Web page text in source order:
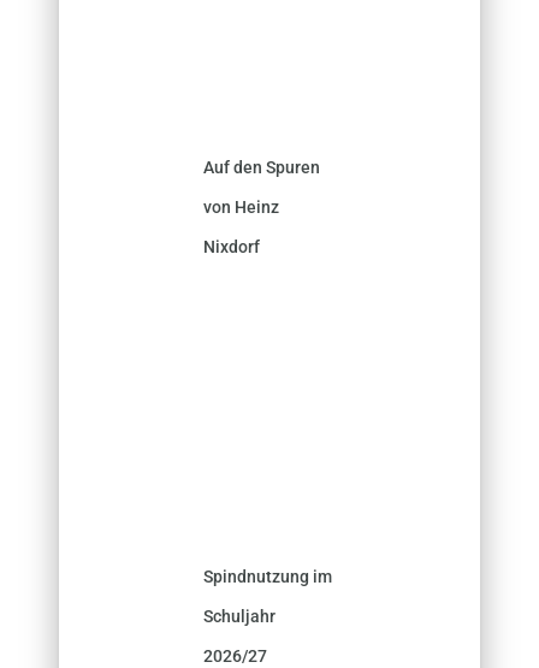
Auf den Spuren
von Heinz
Nixdorf
Spindnutzung im
Schuljahr
2026/27